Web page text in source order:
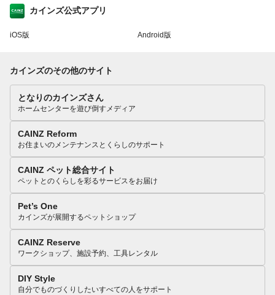
カインズ公式アプリ
iOS版 Android版
カインズのその他のサイト
となりのカインズさん
ホームセンターを遊び倒すメディア
CAINZ Reform
お住まいのメンテナンスとくらしのサポート
CAINZ ペット総合サイト
ペットとのくらしを彩るサービスをお届け
Pet’s One
カインズが展開するペットショップ
CAINZ Reserve
ワークショップ、施設予約、工具レンタル
DIY Style
自分でものづくりしたいすべての人をサポート